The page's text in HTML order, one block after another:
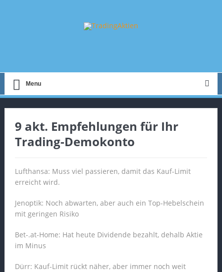
Menu
9 akt. Empfehlungen für Ihr
Trading-Demokonto
Lufthansa: Muss viel passieren, damit das Kauf-Limit
erreicht wird.
Jenoptik: Noch abwarten, aber auch ein Top-Hebelschein
mit geringen Risiko
Bet-.at-Home: Hat heute Dividende bezahlt, dehalb Aktie
im Minus
Dürr: Kauf-Limit rückt näher, aber immer noch weit